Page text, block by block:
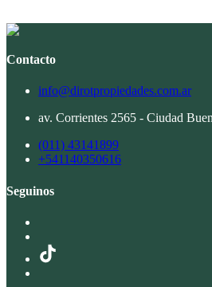
Contacto
info@dirotpropiedades.com.ar
av. Corrientes 2565 - Ciudad
(011) 43141899
+541140350616
Seguinos